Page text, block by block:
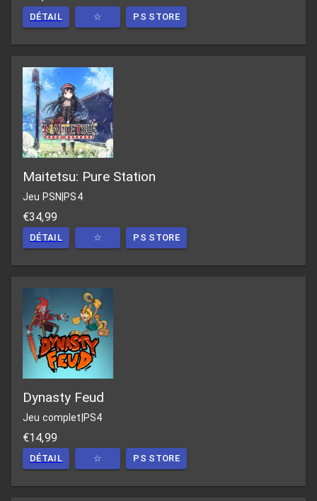
DÉTAIL ☆ PS STORE
Maitetsu: Pure Station
Jeu PSN PS4
€34,99
DÉTAIL ☆ PS STORE
Dynasty Feud
Jeu complet PS4
€14,99
DÉTAIL ☆ PS STORE